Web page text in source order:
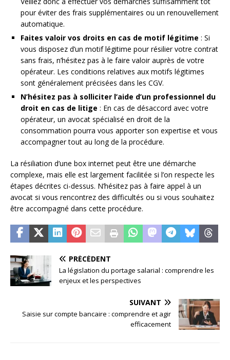
pour éviter des frais supplémentaires ou un renouvellement
automatique.
Faites valoir vos droits en cas de motif légitime : Si
vous disposez d’un motif légitime pour résilier votre contrat
sans frais, n’hésitez pas à le faire valoir auprès de votre
opérateur. Les conditions relatives aux motifs légitimes
sont généralement précisées dans les CGV.
N’hésitez pas à solliciter l’aide d’un professionnel du
droit en cas de litige : En cas de désaccord avec votre
opérateur, un avocat spécialisé en droit de la
consommation pourra vous apporter son expertise et vous
accompagner tout au long de la procédure.
La résiliation d’une box internet peut être une démarche
complexe, mais elle est largement facilitée si l’on respecte les
étapes décrites ci-dessus. N’hésitez pas à faire appel à un
avocat si vous rencontrez des difficultés ou si vous souhaitez
être accompagné dans cette procédure.
PRÉCÉDENT
La législation du portage salarial : comprendre les
enjeux et les perspectives
SUIVANT
Saisie sur compte bancaire : comprendre et agir
efficacement